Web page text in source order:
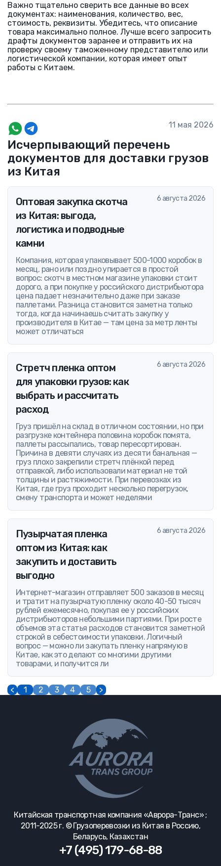
Исчерпывающий перечень
документов для доставки грузов
из Китая
Важно тщательно сверить все данные во всех
документах: наименования, количество, вес,
стоимость, реквизиты. Убедитесь, что описание
товара максимально полное. Лучше всего запросить
драфты документов заранее и отправить их на
проверку своему таможенному представителю или
логистической компании, которая имеет опыт
работы с Китаем.
11 мая 2026
Оптовая закупка скотча
из Китая: выгода,
логистика и подводные
камни
6 августа 2026
Компания, которая упаковывает 500-1000 коробок в
месяц, рано или поздно упирается в простой
вопрос: скотч в местном магазине упаковки стоит
дорого, а при покупке у российского дистрибьютора
цена падает незначительно даже при заказе
паллетами. Разница становится заметна только
тогда, когда начинаешь считать закупку у
производителя в Китае — там цена за метр ленты
может отличаться
Стретч пленка оптом
для упаковки грузов: как
выбрать и рассчитать
расход
6 августа 2026
Груз пришёл на склад в отличном состоянии, но при
разгрузке контейнера половина коробок помята,
паллеты рассыпались, товар пересортирован.
Причина в девяти случаях из десяти банальная —
груз плохо закрепили стретч плёнкой перед
отправкой, либо использовали материал не той
толщины и растяжимости. При перевозках из
Китая, где груз проходит несколько перегрузок,
смену транспорта и может неделями
Пузырчатая пленка
оптом из Китая: как
закупить и доставить
выгодно
6 августа 2026
Интернет-магазин отправляет 500 заказов в месяц
и тратит на пузырчатую пленку около 40-50 тысяч
рублей ежемесячно, покупая ее у российских
дистрибьюторов небольшими партиями. При росте
объемов эта статья расходов становится заметной
строкой в себестоимости упаковки. Логичный
вопрос — можно ли закупать пленку напрямую в
Китае, как это делают со многими другими
товарами, и получится ли
< 1 2 3 4 5 >
Китайская транспортная компания «Аврора-Транс» ;
2011-2025 г. © Грузоперевозки из Китая в Россию,
Беларусь, Казахстан
+7 (495) 179-68-88